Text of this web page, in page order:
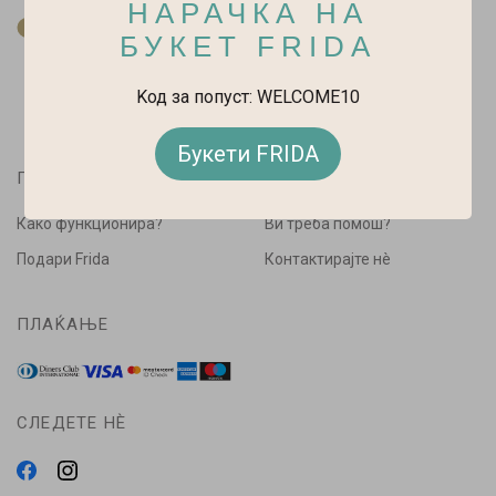
За нас
ПАЗАРУВАЈ
Како функционира?
Подари Frida
ПОМОШ
Ви треба помош?
Контактирајте нè
ПЛАЌАЊЕ
СЛЕДЕТЕ НÈ
НАРАЧКА НА
БУКЕТ FRIDA
Kод за попуст: WELCOME10
Букети FRIDA